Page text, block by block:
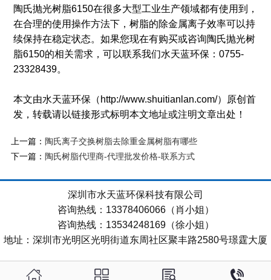
陶氏抛光树脂6150在很多大型工业生产领域都有使用到，
在合理的使用操作方法下，树脂的除金属离子效率可以持
续保持在稳定状态。如果您现在有购买或咨询陶氏抛光树
脂6150的相关需求，可以联系我们水天蓝环保：0755-
23328439。
本文由水天蓝环保（http://www.shuitianlan.com/）原创首
发，转载请以链接形式标明本文地址或注明文章出处！
上一篇： 陶氏离子交换树脂去除重金属树脂有哪些
下一篇： 陶氏树脂代理商-代理批发价格-联系方式
深圳市水天蓝环保科技有限公司
咨询热线：13378406066（肖小姐）
咨询热线：13534248169（徐小姐）
地址：深圳市光明区光明街道东周社区聚丰路2580号璟霆大厦